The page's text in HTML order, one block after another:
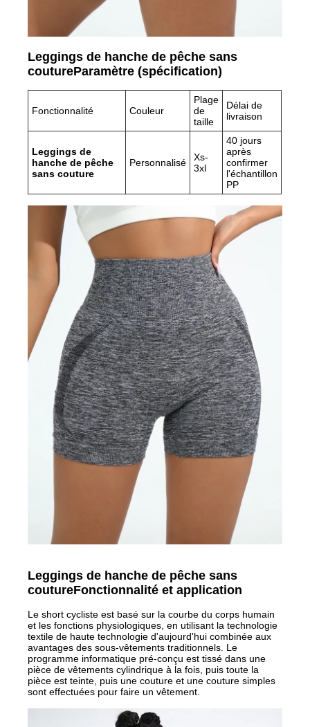
Leggings de hanche de pêche sans
coutureParamètre (spécification)
Fonctionnalité Couleur
Plage
de
taille
Délai de
livraison
Leggings de
hanche de pêche
sans couture
Personnalisé
Xs-
3xl
40 jours
après
confirmer
l'échantillon
PP
Leggings de hanche de pêche sans
coutureFonctionnalité et application
Le short cycliste est basé sur la courbe du corps humain
et les fonctions physiologiques, en utilisant la technologie
textile de haute technologie d'aujourd'hui combinée aux
avantages des sous-vêtements traditionnels. Le
programme informatique pré-conçu est tissé dans une
pièce de vêtements cylindrique à la fois, puis toute la
pièce est teinte, puis une couture et une couture simples
sont effectuées pour faire un vêtement.